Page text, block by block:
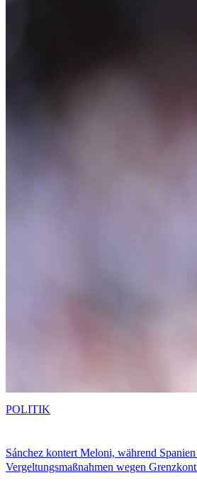
Sánchez kontert Meloni, während
Vergeltungsmaßnahmen wegen
POLITIK